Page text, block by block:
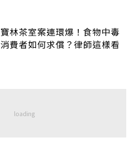
寶林茶室案連環爆！食物中毒
消費者如何求償？律師這樣看